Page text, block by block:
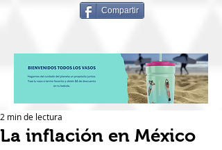
Compartir
La inflación en México
2 min de lectura